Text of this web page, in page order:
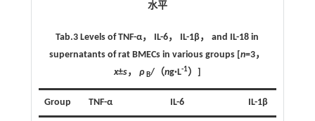
水平
Tab.3 Levels of TNF-α， IL-6， IL-1β， and IL-18 in
supernatants of rat BMECs in various groups [n=3，
x±s， ρ B/（ng·L-1）]
Group TNF-α IL-6 IL-1β